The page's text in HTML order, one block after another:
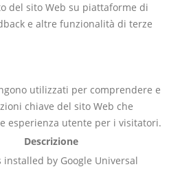
del sito Web su piattaforme di
e altre funzionalità di terze
utilizzati per comprendere e
chiave del sito Web che
esperienza utente per i visitatori.
Descrizione
installed by Google Universal